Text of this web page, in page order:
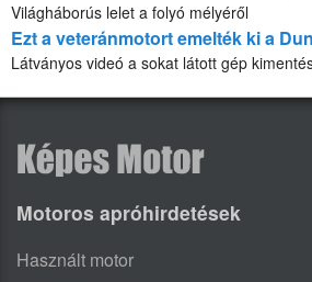
Világháborús lelet a folyó mélyéről
Ezt a veteránmotort emelték ki a
Látványos videó a sokat látott gép
Motoros apróhirdetések
Használt motor